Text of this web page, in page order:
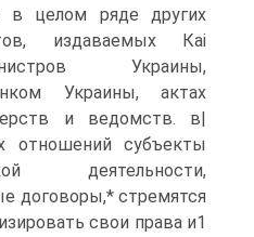
в целом ряде других
издаваемых Каі
Украины,
Украины, актах
и ведомств. в|
отношений субъекты
деятельности,
договоры,* стремятся
свои права и1